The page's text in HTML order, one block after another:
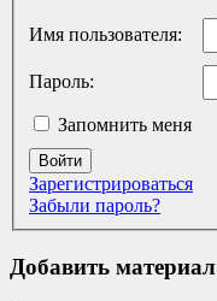
Имя пользователя:
Пароль:
Запомнить меня
Войти
Зарегистрироваться
Забыли пароль?
Добавить материал